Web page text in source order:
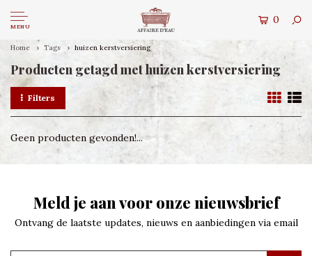
MENU
0
Home Tags huizen kerstversiering
Producten getagd met huizen kerstversiering
Filters
Geen producten gevonden!...
Meld je aan voor onze nieuwsbrief
Ontvang de laatste updates, nieuws en aanbiedingen via email